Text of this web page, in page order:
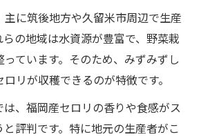
に筑後地方や久留米市周辺で生産
の地域は水資源が豊富で、野菜栽
ています。そのため、みずみずし
リが収穫できるのが特徴です。
、福岡産セロリの香りや食感がス
評判です。特に地元の生産者がこ